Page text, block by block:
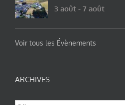
3 août - 7 août
Voir tous les Évènements
ARCHIVES